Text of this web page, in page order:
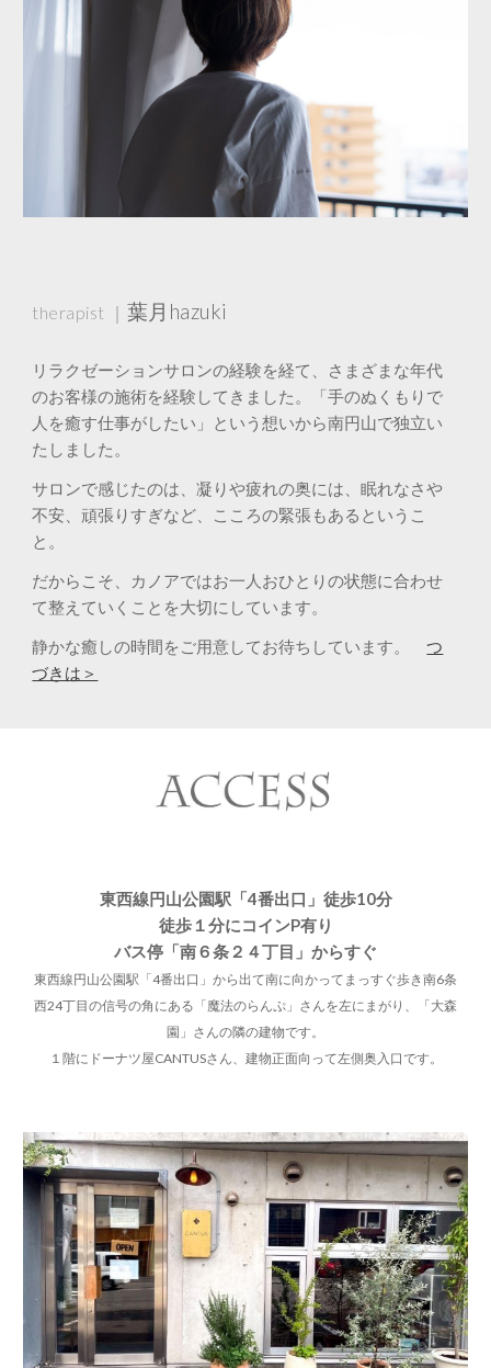
therapist ｜ 葉月hazuki
リラクゼーションサロンの経験を経て
、さまざまな年代
のお客様の施術を経験してきました。「手のぬくもりで
人を癒す仕事がしたい」という想いから南円山で独立い
たしました。
サロンで感じたのは、凝りや疲れの奥には、眠れなさや
不安、頑張りすぎなど、こころの緊張もあるというこ
と。
だからこそ、カノアではお一人おひとりの状態に合わせ
て整えていくことを大切にしています。
静かな癒しの時間をご用意してお待ちしています。つ
づきは＞
東西線円山公園駅「4番出口」徒歩10分
徒歩１分にコインP有り
バス停「南６条２４丁目」からすぐ
東西線円山公園駅「4番出口」から出て南に向かってまっすぐ歩き南6条
西24丁目の信号の角にある「魔法のらんぷ」さんを左にまがり、「大森
園」さんの隣の建物です。
１階にドーナツ屋CANTUSさん、建物正面向って左側奥入口です。